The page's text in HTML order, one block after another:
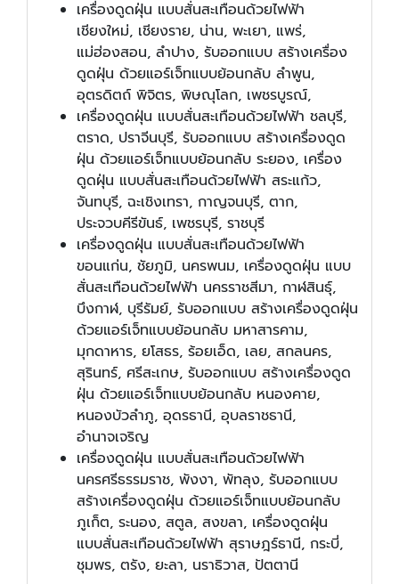
เครื่องดูดฝุ่น แบบสั่นสะเทือนด้วยไฟฟ้า
เชียงใหม่, เชียงราย, น่าน, พะเยา, แพร่,
แม่ฮ่องสอน, ลำปาง, รับออกแบบ สร้างเครื่อง
ดูดฝุ่น ด้วยแอร์เจ็ทแบบย้อนกลับ ลำพูน,
อุตรดิตถ์ พิจิตร, พิษณุโลก, เพชรบูรณ์,
เครื่องดูดฝุ่น แบบสั่นสะเทือนด้วยไฟฟ้า ชลบุรี,
ตราด, ปราจีนบุรี, รับออกแบบ สร้างเครื่องดูด
ฝุ่น ด้วยแอร์เจ็ทแบบย้อนกลับ ระยอง, เครื่อง
ดูดฝุ่น แบบสั่นสะเทือนด้วยไฟฟ้า สระแก้ว,
จันทบุรี, ฉะเชิงเทรา, กาญจนบุรี, ตาก,
ประจวบคีรีขันธ์, เพชรบุรี, ราชบุรี
เครื่องดูดฝุ่น แบบสั่นสะเทือนด้วยไฟฟ้า
ขอนแก่น, ชัยภูมิ, นครพนม, เครื่องดูดฝุ่น แบบ
สั่นสะเทือนด้วยไฟฟ้า นครราชสีมา, กาฬสินธุ์,
บึงกาฬ, บุรีรัมย์, รับออกแบบ สร้างเครื่องดูดฝุ่น
ด้วยแอร์เจ็ทแบบย้อนกลับ มหาสารคาม,
มุกดาหาร, ยโสธร, ร้อยเอ็ด, เลย, สกลนคร,
สุรินทร์, ศรีสะเกษ, รับออกแบบ สร้างเครื่องดูด
ฝุ่น ด้วยแอร์เจ็ทแบบย้อนกลับ หนองคาย,
หนองบัวลำภู, อุดรธานี, อุบลราชธานี,
อำนาจเจริญ
เครื่องดูดฝุ่น แบบสั่นสะเทือนด้วยไฟฟ้า
นครศรีธรรมราช, พังงา, พัทลุง, รับออกแบบ
สร้างเครื่องดูดฝุ่น ด้วยแอร์เจ็ทแบบย้อนกลับ
ภูเก็ต, ระนอง, สตูล, สงขลา, เครื่องดูดฝุ่น
แบบสั่นสะเทือนด้วยไฟฟ้า สุราษฎร์ธานี, กระบี่,
ชุมพร, ตรัง, ยะลา, นราธิวาส, ปัตตานี